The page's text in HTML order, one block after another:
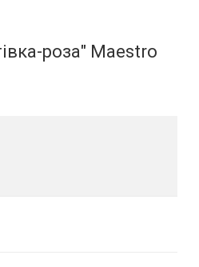
роза" Maestro